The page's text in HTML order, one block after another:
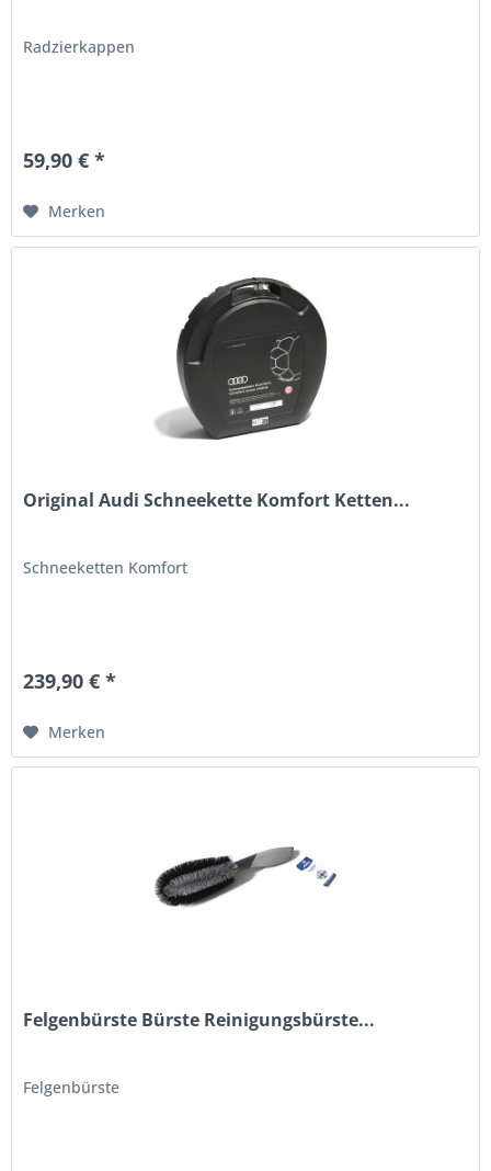
Radzierkappen
59,90 € *
Merken
Original Audi Schneekette Komfort Ketten...
Schneeketten Komfort
239,90 € *
Merken
Felgenbürste Bürste Reinigungsbürste...
Felgenbürste